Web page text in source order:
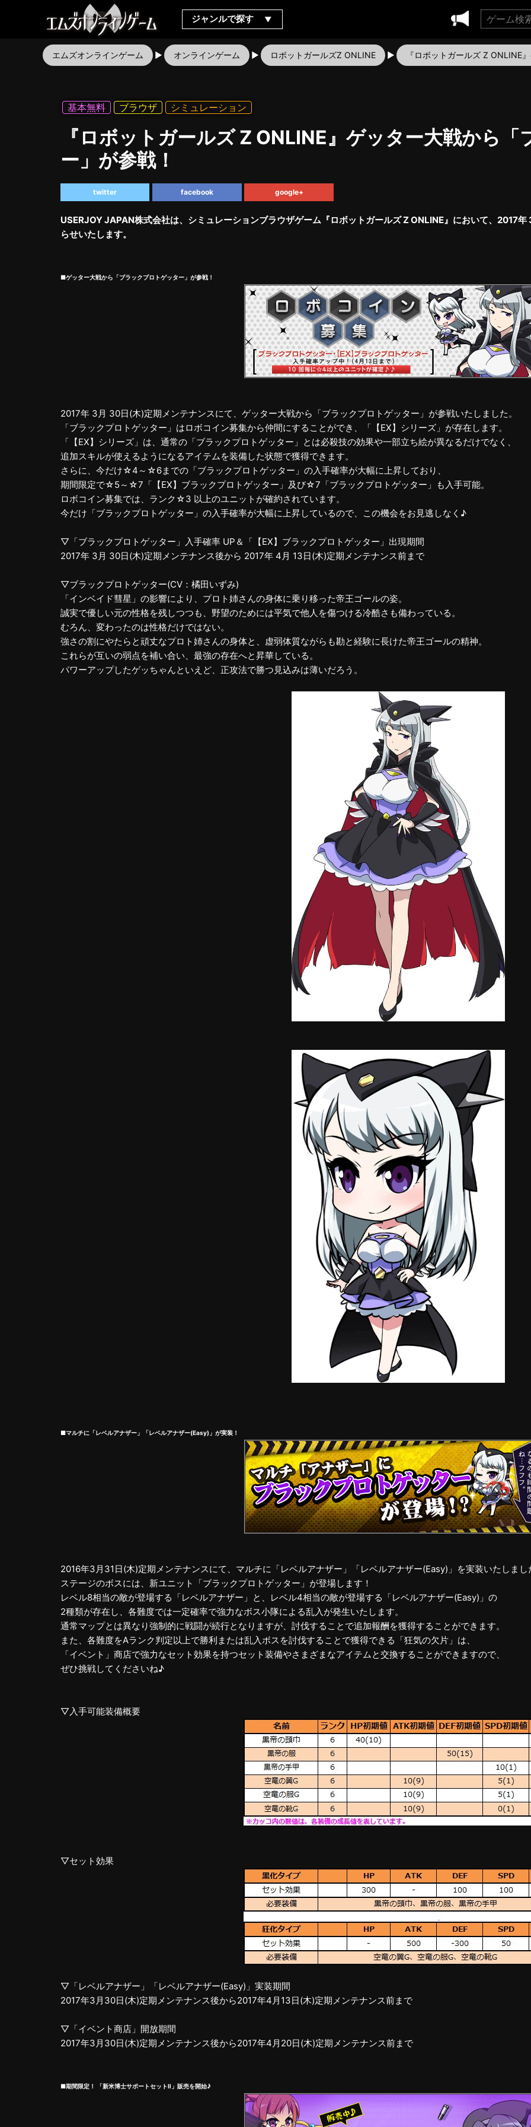
ジャンルで探す
エムズオンラインゲーム オンラインゲーム ロボットガールズZ ONLINE 『ロボットガールズ Z ONLINE
基本無料 ブラウザ シミュレーション
『ロボットガールズ Z ONLINE』ゲッター大戦から
ー」が参戦！
twitter facebook google+
USERJOY JAPAN株式会社は、シミュレーションブラウザゲーム『ロボットガールズ Z ONLINE』において、2017
らせいたします。
■ゲッター大戦から「ブラックプロトゲッター」が参戦！
2017年 3月 30日(木)定期メンテナンスにて、ゲッター大戦から「ブラックプロトゲッター」が参戦いたしました。
「ブラックプロトゲッター」はロボコイン募集から仲間にすることができ、「【EX】シリーズ」が存在します。
「【EX】シリーズ」は、通常の「ブラックプロトゲッター」とは必殺技の効果や一部立ち絵が異なるだけでなく、
追加スキルが使えるようになるアイテムを装備した状態で獲得できます。
さらに、今だけ☆4～☆6までの「ブラックプロトゲッター」の入手確率が大幅に上昇しており、
期間限定で☆5～☆7「【EX】ブラックプロトゲッター」及び☆7「ブラックプロトゲッター」も入手可能。
ロボコイン募集では、ランク☆3 以上のユニットが確約されています。
今だけ「ブラックプロトゲッター」の入手確率が大幅に上昇しているので、この機会をお見逃しなく♪
▽「ブラックプロトゲッター」入手確率 UP＆「【EX】ブラックプロトゲッター」出現期間
2017年 3月 30日(木)定期メンテナンス後から 2017年 4月 13日(木)定期メンテナンス前まで
▽ブラックプロトゲッター(CV：橘田いずみ)
「インベイド彗星」の影響により、プロト姉さんの身体に乗り移った帝王ゴールの姿。
誠実で優しい元の性格を残しつつも、野望のためには平気で他人を傷つける冷酷さも備わっている。
むろん、変わったのは性格だけではない。
強さの割にやたらと頑丈なプロト姉さんの身体と、虚弱体質ながらも勘と経験に長けた帝王ゴールの精神。
これらが互いの弱点を補い合い、最強の存在へと昇華している。
パワーアップしたゲッちゃんといえど、正攻法で勝つ見込みは薄いだろう。
■マルチに「レベルアナザー」「レベルアナザー(Easy)」が実装！
2016年3月31日(木)定期メンテナンスにて、マルチに「レベルアナザー」「レベルアナザー(Easy)」を実装いたしまし
ステージのボスには、新ユニット「ブラックプロトゲッター」が登場します！
レベル8相当の敵が登場する「レベルアナザー」と、レベル4相当の敵が登場する「レベルアナザー(Easy)」の
2種類が存在し、各難度では一定確率で強力なボス小隊による乱入が発生いたします。
通常マップとは異なり強制的に戦闘が続行となりますが、討伐することで追加報酬を獲得することができます。
また、各難度をAランク判定以上で勝利または乱入ボスを討伐することで獲得できる「狂気の欠片」は、
「イベント」商店で強力なセット効果を持つセット装備やさまざまなアイテムと交換することができますので、
ぜひ挑戦してくださいね♪
▽入手可能装備概要
▽セット効果
▽「レベルアナザー」「レベルアナザー(Easy)」実装期間
2017年3月30日(木)定期メンテナンス後から2017年4月13日(木)定期メンテナンス前まで
▽「イベント商店」開放期間
2017年3月30日(木)定期メンテナンス後から2017年4月20日(木)定期メンテナンス前まで
■期間限定！ 「新米博士サポートセットⅡ」販売を開始♪